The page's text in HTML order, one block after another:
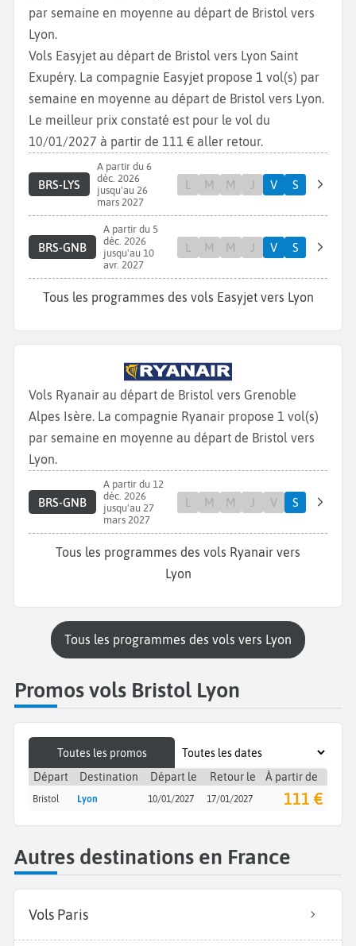
par semaine en moyenne au départ de Bristol vers
Lyon.
Vols Easyjet au départ de Bristol vers Lyon Saint
Exupéry. La compagnie Easyjet propose 1 vol(s) par
semaine en moyenne au départ de Bristol vers Lyon.
Le meilleur prix constaté est pour le vol du
10/01/2027 à partir de 111 € aller retour.
BRS-LYS
A partir du 6
déc. 2026
jusqu'au 26
mars 2027
L M M J V S
BRS-GNB
A partir du 5
déc. 2026
jusqu'au 10
avr. 2027
L M M J V S
Tous les programmes des vols Easyjet vers Lyon
Vols Ryanair au départ de Bristol vers Grenoble
Alpes Isère. La compagnie Ryanair propose 1 vol(s)
par semaine en moyenne au départ de Bristol vers
Lyon.
BRS-GNB
A partir du 12
déc. 2026
jusqu'au 27
mars 2027
L M M J V S
Tous les programmes des vols Ryanair vers
Lyon
Tous les programmes des vols vers Lyon
Promos vols Bristol Lyon
Toutes les promos
Départ
Destination Départ le Retour le À partir de
Bristol Lyon 10/01/2027 17/01/2027 111 €
Autres destinations en France
Vols Paris